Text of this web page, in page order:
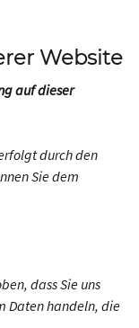
Website
auf dieser
durch den
Sie dem
dass Sie uns
Daten handeln, die